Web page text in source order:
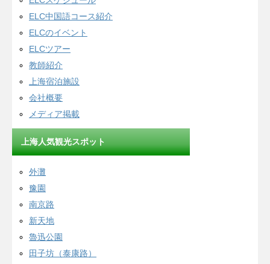
ELC中国語コース紹介
ELCのイベント
ELCツアー
教師紹介
上海宿泊施設
会社概要
メディア掲載
上海人気観光スポット
外灘
豫園
南京路
新天地
魯迅公園
田子坊（泰康路）